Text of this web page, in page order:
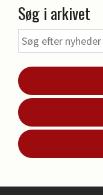
Søg i arkivet